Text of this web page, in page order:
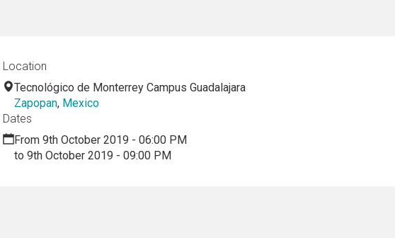
Location
Tecnológico de Monterrey Campus Guadalajara
Zapopan, Mexico
Dates
From 9th October 2019 - 06:00 PM
to 9th October 2019 - 09:00 PM